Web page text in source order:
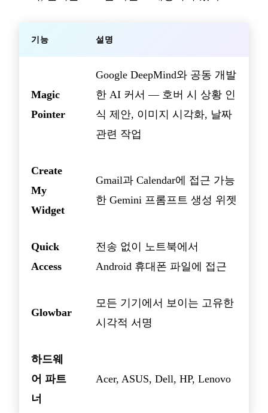
기능 설명
Magic
Pointer
Google DeepMind와 공동 개발
한 AI 커서 — 호버 시 상황 인
식 제안, 이미지 시각화, 날짜
관련 작업
Create
My
Widget
Gmail과 Calendar에 접근 가능
한 Gemini 프롬프트 생성 위젯
Quick
Access
전송 없이 노트북에서
Android 휴대폰 파일에 접근
Glowbar
모든 기기에서 보이는 고유한
시각적 서명
하드웨
어 파트
너
Acer, ASUS, Dell, HP, Lenovo